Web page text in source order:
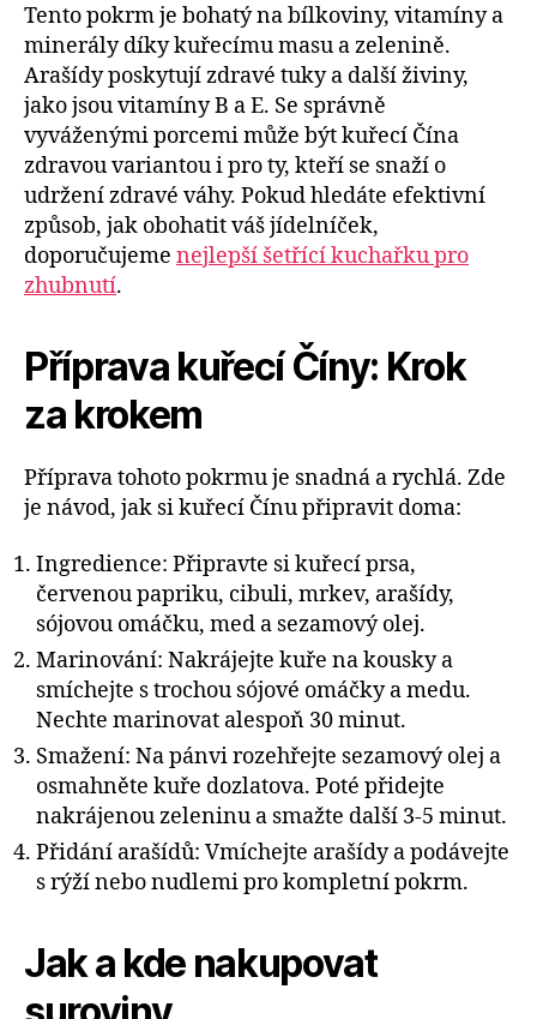
Tento pokrm je bohatý na bílkoviny, vitamíny a
minerály díky kuřecímu masu a zelenině.
Arašídy poskytují zdravé tuky a další živiny,
jako jsou vitamíny B a E. Se správně
vyváženými porcemi může být kuřecí Čína
zdravou variantou i pro ty, kteří se snaží o
udržení zdravé váhy. Pokud hledáte efektivní
způsob, jak obohatit váš jídelníček,
doporučujeme nejlepší šetřící kuchařku pro
zhubnutí.
Příprava kuřecí Číny: Krok
za krokem
Příprava tohoto pokrmu je snadná a rychlá. Zde
je návod, jak si kuřecí Čínu připravit doma:
Ingredience: Připravte si kuřecí prsa,
červenou papriku, cibuli, mrkev, arašídy,
sójovou omáčku, med a sezamový olej.
Marinování: Nakrájejte kuře na kousky a
smíchejte s trochou sójové omáčky a medu.
Nechte marinovat alespoň 30 minut.
Smažení: Na pánvi rozehřejte sezamový olej a
osmahněte kuře dozlatova. Poté přidejte
nakrájenou zeleninu a smažte další 3-5 minut.
Přidání arašídů: Vmíchejte arašídy a podávejte
s rýží nebo nudlemi pro kompletní pokrm.
Jak a kde nakupovat